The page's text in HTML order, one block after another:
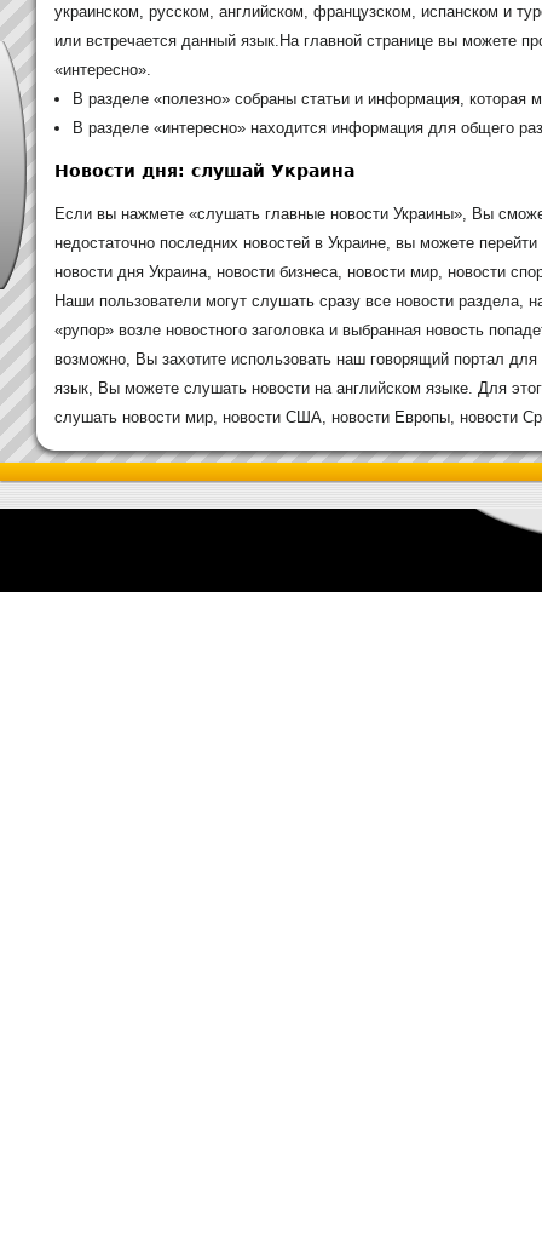
украинском, русском, английском, французском, испанском и
или встречается данный язык.На главной странице вы можете
«интересно».
В разделе «полезно» собраны статьи и информация, которая
В разделе «интересно» находится информация для общего
Новости дня: слушай Украина
Если вы нажмете «слушать главные новости Украины», Вы
недостаточно последних новостей в Украине, вы можете
новости дня Украина, новости бизнеса, новости мир, новости
Наши пользователи могут слушать сразу все новости раздела,
«рупор» возле новостного заголовка и выбранная новость
возможно, Вы захотите использовать наш говорящий портал
язык, Вы можете слушать новости на английском языке. Для
слушать новости мир, новости США, новости Европы, новости